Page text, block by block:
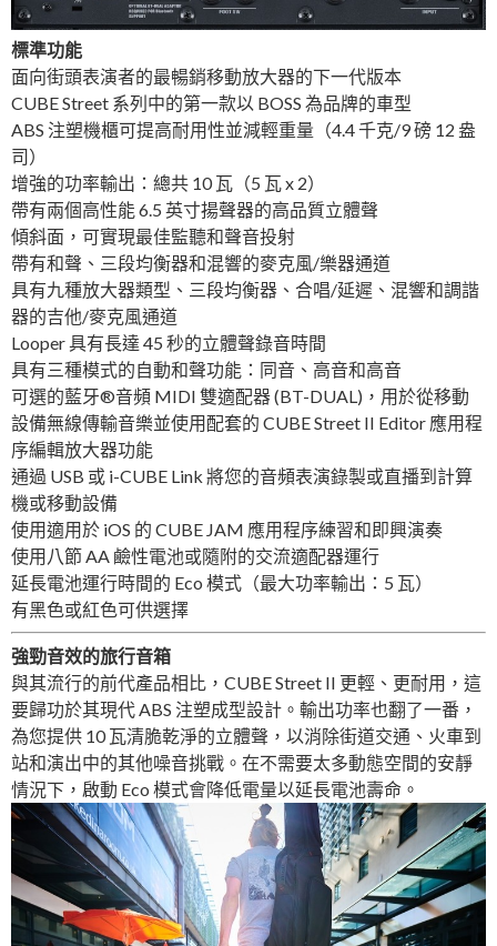
標準功能
面向街頭表演者的最暢銷移動放大器的下一代版本
CUBE Street 系列中的第一款以 BOSS 為品牌的車型
ABS 注塑機櫃可提高耐用性並減輕重量（4.4 千克/9 磅 12 盎
司）
增強的功率輸出：總共 10 瓦（5 瓦 x 2）
帶有兩個高性能 6.5 英寸揚聲器的高品質立體聲
傾斜面，可實現最佳監聽和聲音投射
帶有和聲、三段均衡器和混響的麥克風/樂器通道
具有九種放大器類型、三段均衡器、合唱/延遲、混響和調諧
器的吉他/麥克風通道
Looper 具有長達 45 秒的立體聲錄音時間
具有三種模式的自動和聲功能：同音、高音和高音
可選的藍牙®音頻 MIDI 雙適配器 (BT-DUAL)，用於從移動
設備無線傳輸音樂並使用配套的 CUBE Street II Editor 應用程
序編輯放大器功能
通過 USB 或 i-CUBE Link 將您的音頻表演錄製或直播到計算
機或移動設備
使用適用於 iOS 的 CUBE JAM 應用程序練習和即興演奏
使用八節 AA 鹼性電池或隨附的交流適配器運行
延長電池運行時間的 Eco 模式（最大功率輸出：5 瓦）
有黑色或紅色可供選擇
強勁音效的旅行音箱
與其流行的前代產品相比，CUBE Street II 更輕、更耐用，這
要歸功於其現代 ABS 注塑成型設計。輸出功率也翻了一番，
為您提供 10 瓦清脆乾淨的立體聲，以消除街道交通、火車到
站和演出中的其他噪音挑戰。在不需要太多動態空間的安靜
情況下，啟動 Eco 模式會降低電量以延長電池壽命。